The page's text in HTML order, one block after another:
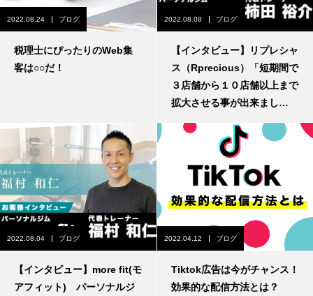
2022.08.24 ブログ
税理士にぴったりのWeb集
客は○○だ！
2022.08.08 ブログ
【インタビュー】リプレシャ
ス（Rprecious）「短期間で
３店舗から１０店舗以上まで
拡大させる事が出来まし
2022.08.04 ブログ
【インタビュー】more fit(モ
アフィット) パーソナルジ
2022.04.12 ブログ
Tiktok広告は今がチャンス！
効果的な配信方法とは？